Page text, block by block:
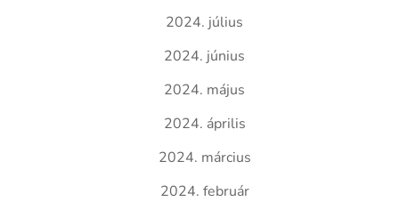
2024. július
2024. június
2024. május
2024. április
2024. március
2024. február